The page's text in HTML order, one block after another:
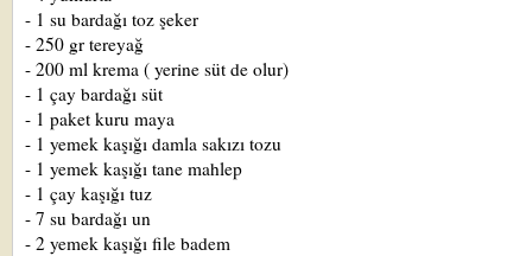
- 1 su bardağı toz şeker
- 250 gr tereyağ
- 200 ml krema ( yerine süt de olur)
- 1 çay bardağı süt
- 1 paket kuru maya
- 1 yemek kaşığı damla sakızı tozu
- 1 yemek kaşığı tane mahlep
- 1 çay kaşığı tuz
- 7 su bardağı un
- 2 yemek kaşığı file badem